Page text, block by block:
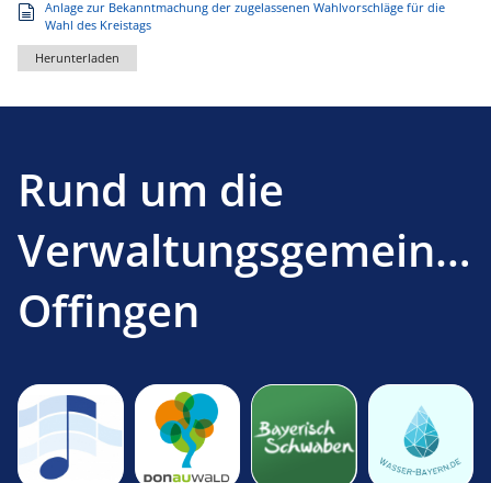
Anlage zur Bekanntmachung der zugelassenen Wahlvorschläge für die
Wahl des Kreistags
Herunterladen
Rund um die
Offingen